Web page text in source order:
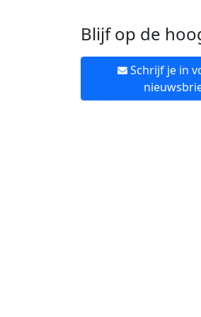
Blijf op de
Schrijf je in